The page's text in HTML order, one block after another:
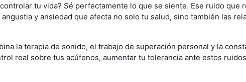
tu vida? Sé perfectamente lo que se siente. Ese ruido que
y ansiedad que afecta no solo tu salud, sino también las
la terapia de sonido, el trabajo de superación personal y la
real sobre tus acúfenos, aumentar tu tolerancia ante estos